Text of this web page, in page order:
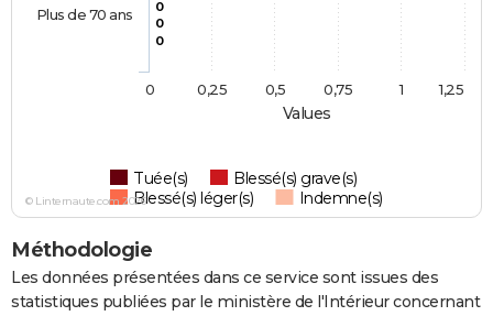
Values
0
0
0
Tuée(s)
Blessé(s) grave(s)
Blessé(s) léger(s)
Indemne(s)
Plus de 70 ans
0 1
0,25 0,5 0,75 1,25
© Linternaute.com 2026
Méthodologie
Les données présentées dans ce service sont issues des
statistiques publiées par le ministère de l'Intérieur concernant